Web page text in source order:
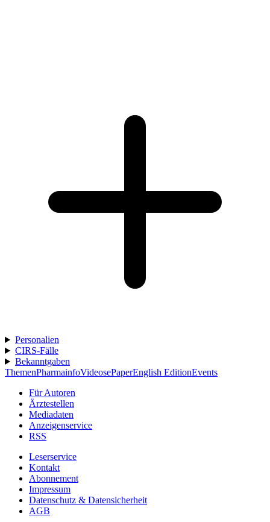
Personalien
CIRS-Fälle
Bekanntgaben
ThemenPharmainfoVideosePaperEnglish EditionEvents
Für Autoren
Ärztestellen
Mediadaten
Anzeigenservice
RSS
Leserservice
Kontakt
Abonnement
Impressum
Datenschutz & Datensicherheit
AGB